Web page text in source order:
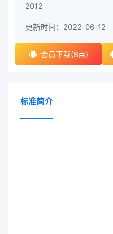
2012
更新时间：2022-06-12
会员下载(8点)
标准简介